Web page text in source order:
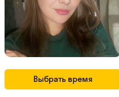
Выбрать время